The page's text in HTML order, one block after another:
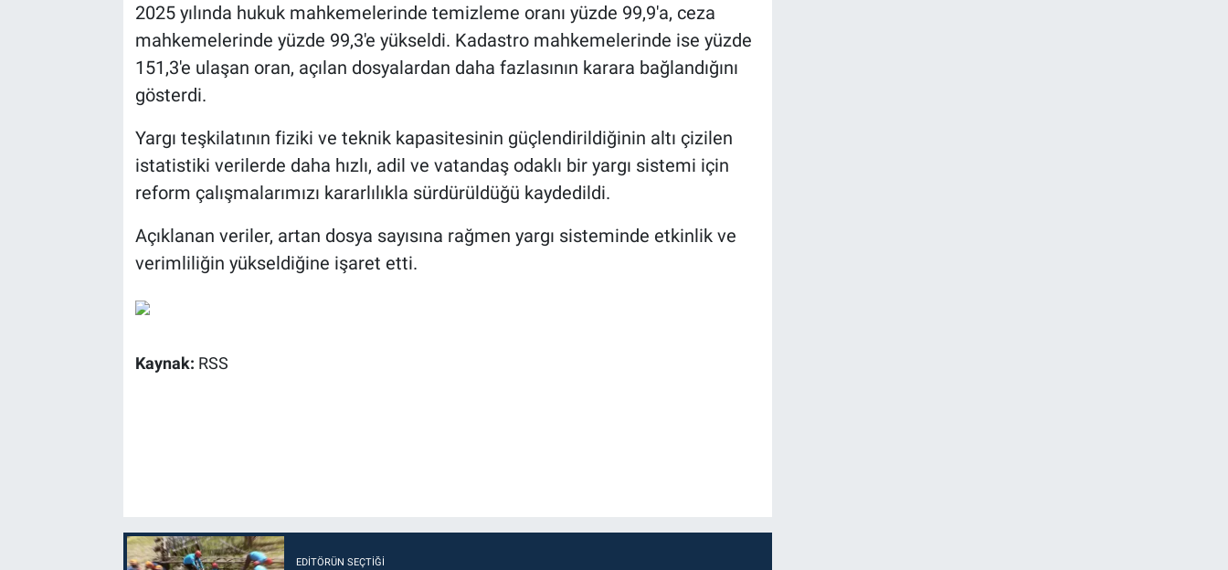
2025 yılında hukuk mahkemelerinde temizleme oranı yüzde 99,9'a, ceza
mahkemelerinde yüzde 99,3'e yükseldi. Kadastro mahkemelerinde ise yüzde
151,3'e ulaşan oran, açılan dosyalardan daha fazlasının karara bağlandığını
gösterdi.
Yargı teşkilatının fiziki ve teknik kapasitesinin güçlendirildiğinin altı çizilen
istatistiki verilerde daha hızlı, adil ve vatandaş odaklı bir yargı sistemi için
reform çalışmalarımızı kararlılıkla sürdürüldüğü kaydedildi.
Açıklanan veriler, artan dosya sayısına rağmen yargı sisteminde etkinlik ve
verimliliğin yükseldiğine işaret etti.
Kaynak: RSS
EDITÖRÜN SEÇTIĞI